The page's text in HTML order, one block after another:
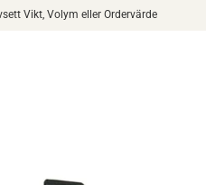
Vikt, Volym eller Ordervärde